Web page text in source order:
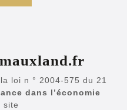
loi n ° 2004-575 du 21
dans l’économie
site